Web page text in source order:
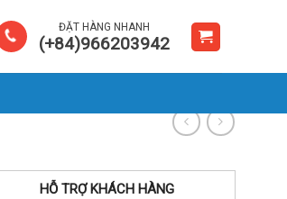
ĐẶT HÀNG NHANH
(+84)966203942
HỖ TRỢ KHÁCH HÀNG